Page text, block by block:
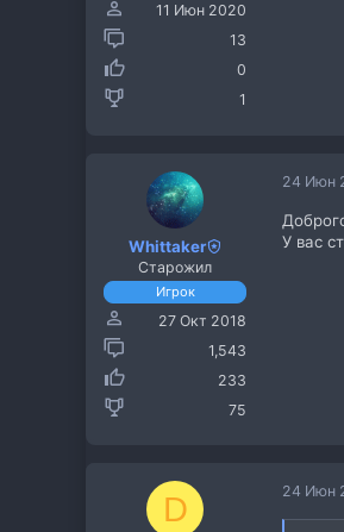
11 Июн 2020
13
0
1
Whittaker
Старожил
Игрок
27 Окт 2018
1,543
233
75
24 Июн
У вас
D 24 Июн